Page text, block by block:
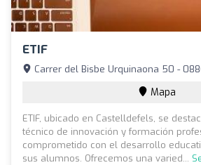
ETIF
Carrer del Bisbe Urquinaona 50 -
Mapa
ETIF, ubicado en Castelldefels, se
técnico de innovación y formación
comprometido con el desarrollo
sus alumnos. Ofrecemos una varied...